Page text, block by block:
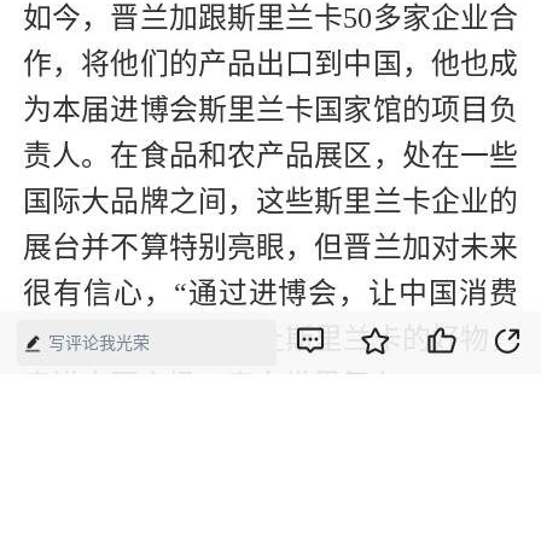
如今，晋兰加跟斯里兰卡50多家企业合
作，将他们的产品出口到中国，他也成
为本届进博会斯里兰卡国家馆的项目负
责人。在食品和农产品展区，处在一些
国际大品牌之间，这些斯里兰卡企业的
展台并不算特别亮眼，但晋兰加对未来
很有信心，“通过进博会，让中国消费
者认识斯里兰卡；让斯里兰卡的好物，
写评论我光荣